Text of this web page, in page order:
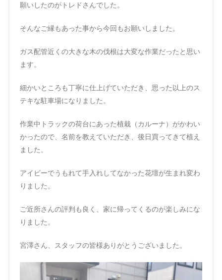
願いしたのがトレドさんでした。
そんなご縁もあった事から今回もお願いしました。
ガス配管近くの大きな木の伐根は大変な作業だったと思い
ます。
細かいところも丁寧に仕上げていただき、思った以上のス
テキな駐車場になりました。
作業中トラックの荷台にあった植栽（カルーナ）がかわい
かったので、名前を教えていただき、後日買ってきて植え
ました。
アイビーでうもれて手入れしてなかった花壇が生まれ変わ
りました。
ご近所さんの評判も良く、家に帰ってくるのが楽しみにな
りました。
宮澤さん、スタッフの皆様ありがとうございました。